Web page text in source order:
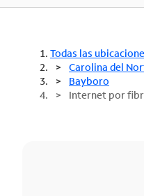
Todas las
Carolina del
Bayboro
Internet por